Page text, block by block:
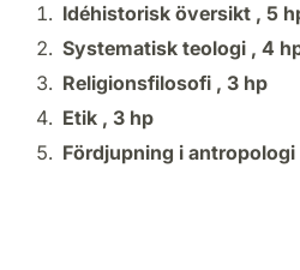
Idéhistorisk översikt , 5
Systematisk teologi , 4
Religionsfilosofi , 3 hp
Etik , 3 hp
Fördjupning i antropologi